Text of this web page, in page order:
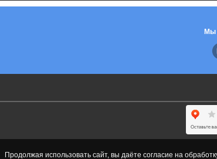
Мы
Продолжая использовать сайт, вы даёте согласие на